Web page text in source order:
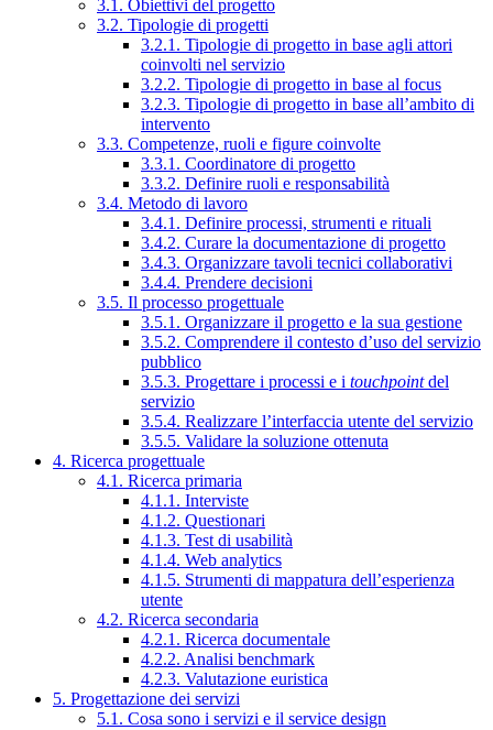
3.1. Obiettivi del progetto
3.2. Tipologie di progetti
3.2.1. Tipologie di progetto in base agli attori
coinvolti nel servizio
3.2.2. Tipologie di progetto in base al focus
3.2.3. Tipologie di progetto in base all’ambito di
intervento
3.3. Competenze, ruoli e figure coinvolte
3.3.1. Coordinatore di progetto
3.3.2. Definire ruoli e responsabilità
3.4. Metodo di lavoro
3.4.1. Definire processi, strumenti e rituali
3.4.2. Curare la documentazione di progetto
3.4.3. Organizzare tavoli tecnici collaborativi
3.4.4. Prendere decisioni
3.5. Il processo progettuale
3.5.1. Organizzare il progetto e la sua gestione
3.5.2. Comprendere il contesto d’uso del servizio
pubblico
3.5.3. Progettare i processi e i touchpointdel
servizio
3.5.4. Realizzare l’interfaccia utente del servizio
3.5.5. Validare la soluzione ottenuta
4. Ricerca progettuale
4.1. Ricerca primaria
4.1.1. Interviste
4.1.2. Questionari
4.1.3. Test di usabilità
4.1.4. Web analytics
4.1.5. Strumenti di mappatura dell’esperienza
utente
4.2. Ricerca secondaria
4.2.1. Ricerca documentale
4.2.2. Analisi benchmark
4.2.3. Valutazione euristica
5. Progettazione dei servizi
5.1. Cosa sono i servizi e il service design